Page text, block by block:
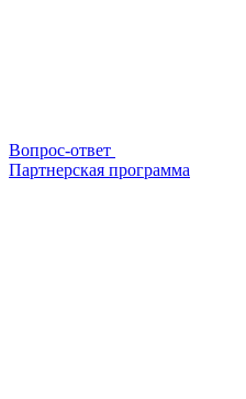
Вопрос-ответ
Партнерская программа